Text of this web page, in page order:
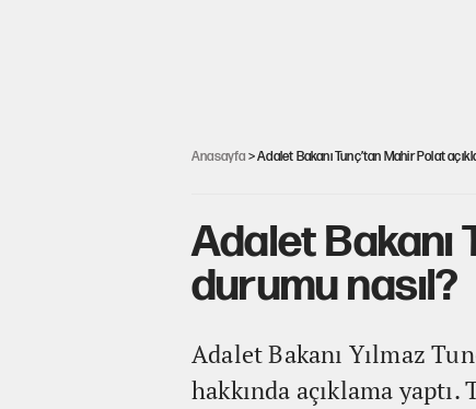
Anasayfa > Adalet Bakanı Tunç’tan Mahir Polat
Adalet Bakanı
durumu nasıl?
Adalet Bakanı Yılmaz
hakkında açıklama